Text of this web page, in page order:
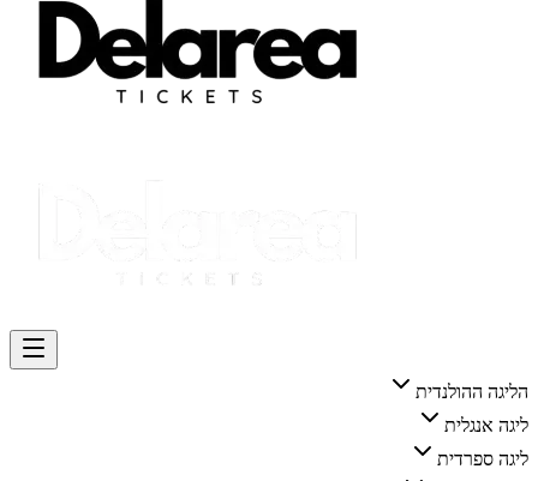
הליגה ההולנדית
ליגה אנגלית
ליגה ספרדית